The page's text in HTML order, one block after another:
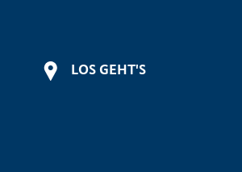
LOS GEHT'S